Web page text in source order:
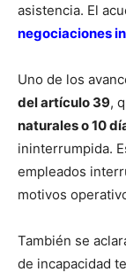
asistencia. El
negociaciones
Uno de los
del artículo 39,
naturales o 10
ininterrumpida.
empleados
motivos
También se
de incapacidad